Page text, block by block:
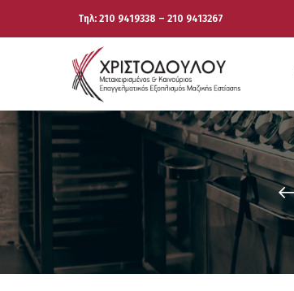
Τηλ: 210 9419338 – 210 9413267